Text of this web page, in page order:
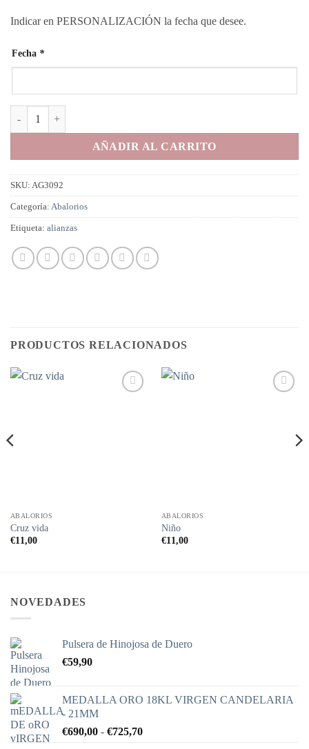
Indicar en PERSONALIZACIÓN la fecha que desee.
Fecha *
AÑADIR AL CARRITO
SKU: AG3092
Categoría: Abalorios
Etiqueta: alianzas
PRODUCTOS RELACIONADOS
ABALORIOS
Cruz vida
€11,00
ABALORIOS
Niño
€11,00
NOVEDADES
Pulsera de Hinojosa de Duero
€59,90
MEDALLA ORO 18KL VIRGEN CANDELARIA
- 21MM
€690,00 - €725,70Rango